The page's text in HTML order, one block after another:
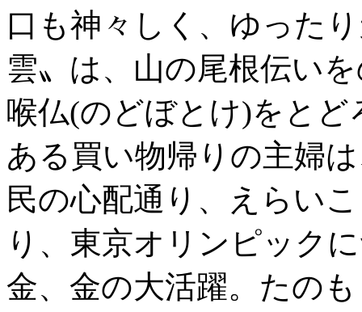
口も神々しく、ゆった
雲〟は、山の尾根伝い
喉仏(のどぼとけ)をとど
ある買い物帰りの主婦
民の心配通り、えらい
り、東京オリンピック
金、金の大活躍。たの